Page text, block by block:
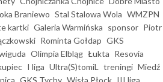
Braniewo Stal Stalowa Wola WMZPN
kartki Galeria Warmińska sponsor Piotr
Rominta Gołdap GKS
Olimpia Elbląg Łukta Resovia
I liga Ultra(S)tomiL treningi Miedź
GKS Tychy Wisła Płock III liga